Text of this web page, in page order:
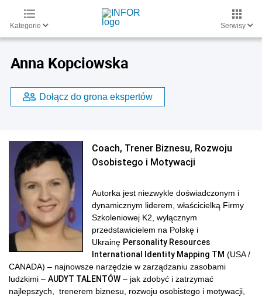
Kategorie Serwisy
Anna Kopciowska
Dołącz do grona ekspertów
Coach, Trener Biznesu, Rozwoju
Osobistego i Motywacji
Autorka jest niezwykle doświadczonym i
dynamicznym liderem, właścicielką Firmy
Szkoleniowej K2, wyłącznym
przedstawicielem na Polskę i
Ukrainę Personality Resources
International Identity Mapping TM (USA /
CANADA) – najnowsze narzędzie w zarządzaniu zasobami
ludzkimi – AUDYT TALENTÓW – jak zdobyć i zatrzymać
najlepszych, trenerem biznesu, rozwoju osobistego i motywacji,